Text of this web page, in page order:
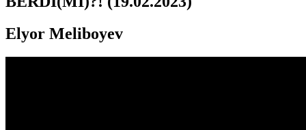
Elyor Meliboyev